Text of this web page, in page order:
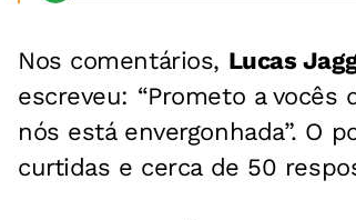
Nos comentários, Lucas
escreveu: “Prometo a
nós está envergonhada”. O
curtidas e cerca de 50